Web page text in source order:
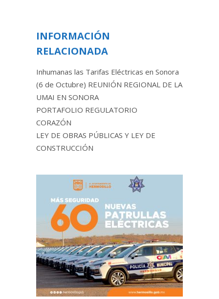
INFORMACIÓN
RELACIONADA
Inhumanas las Tarifas Eléctricas en Sonora
(6 de Octubre) REUNIÓN REGIONAL DE LA
UMAI EN SONORA
PORTAFOLIO REGULATORIO
CORAZÓN
LEY DE OBRAS PÚBLICAS Y LEY DE
CONSTRUCCIÓN